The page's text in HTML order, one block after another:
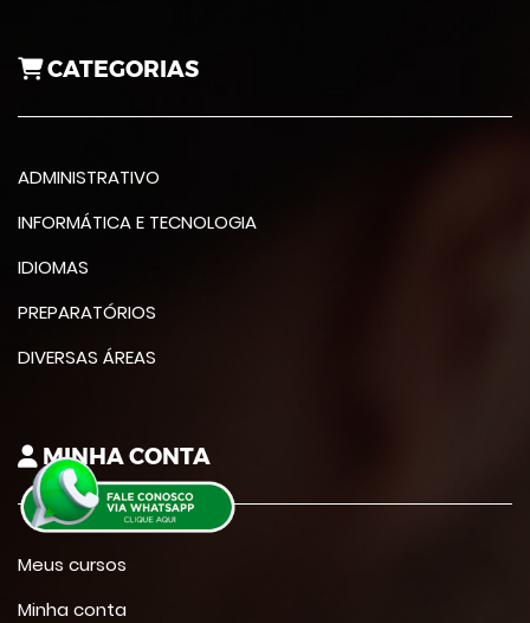
CATEGORIAS
ADMINISTRATIVO
INFORMÁTICA E TECNOLOGIA
IDIOMAS
PREPARATÓRIOS
DIVERSAS ÁREAS
MINHA CONTA
Meus cursos
Minha conta